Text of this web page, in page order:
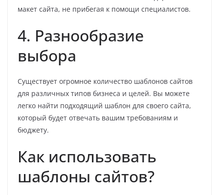
макет сайта, не прибегая к помощи специалистов.
4. Разнообразие
выбора
Существует огромное количество шаблонов сайтов
для различных типов бизнеса и целей. Вы можете
легко найти подходящий шаблон для своего сайта,
который будет отвечать вашим требованиям и
бюджету.
Как использовать
шаблоны сайтов?